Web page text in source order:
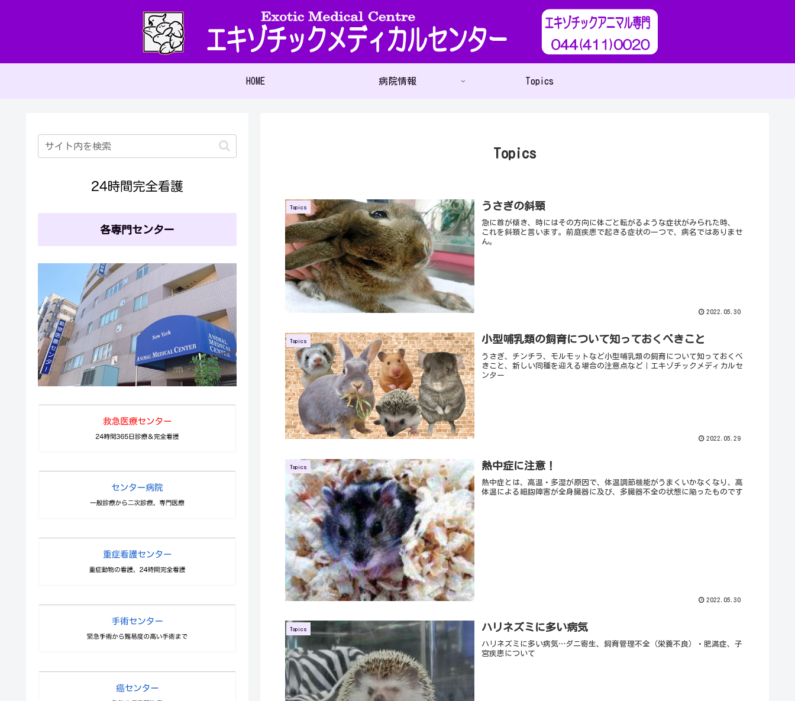
HOME 病院情報 Topics
Topics
Topics うさぎの斜頸
急に首が傾き、時にはその方向に体ごと転がるような症状がみられた時、
これを斜頚と言います。前庭疾患で起きる症状の一つで、病名ではありませ
ん。
2022.05.30
Topics 小型哺乳類の飼育について知っておくべきこと
うさぎ、チンチラ、モルモットなど小型哺乳類の飼育について知っておくべ
きこと、新しい同種を迎える場合の注意点など｜エキゾチックメディカルセ
ンター
2022.05.29
Topics 熱中症に注意！
熱中症とは、高温・多湿が原因で、体温調節機能がうまくいかなくなり、高
体温による細胞障害が全身臓器に及び、多臓器不全の状態に陥ったものです
2022.05.30
Topics ハリネズミに多い病気
ハリネズミに多い病気…ダニ寄生、飼育管理不全（栄養不良）・肥満症、子
宮疾患について
各専門センター